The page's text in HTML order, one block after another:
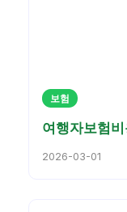
보험
여행자보험
2026-03-01